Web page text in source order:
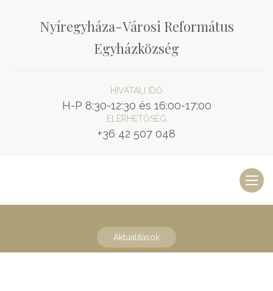
Nyíregyháza-Városi Református
Egyházközség
HIVATALI IDŐ
H-P 8:30-12:30 és 16:00-17:00
ELÉRHETŐSÉG
+36 42 507 048
Aktualitások